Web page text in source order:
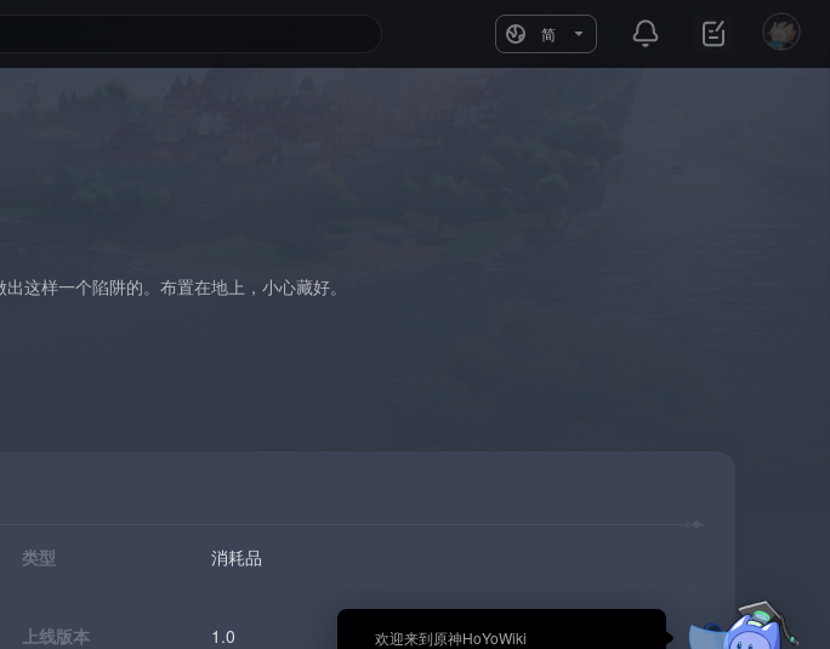
简
🎉 欢迎来到原神HoYoWiki
这样一个陷阱的。布置在地上，小心藏好。
类型 消耗品
上线版本 1.0